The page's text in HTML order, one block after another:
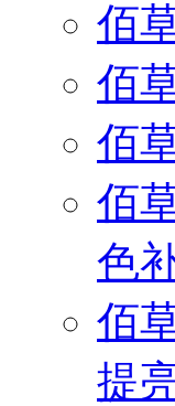
佰
佰
佰
佰
色
佰
提